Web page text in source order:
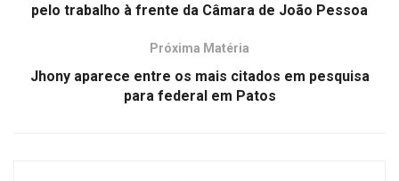
pelo trabalho à frente da Câmara de João Pessoa
Próxima Matéria
Jhony aparece entre os mais citados em pesquisa
para federal em Patos